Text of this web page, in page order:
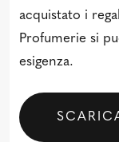
acquistato i
Profumerie si
esigenza.